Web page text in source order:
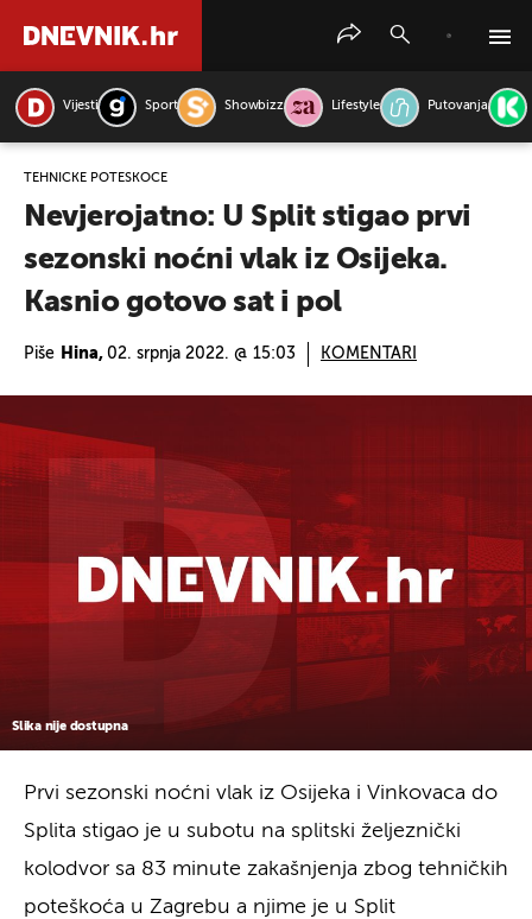
Vijesti Sport Showbizz Lifestyle Putovanja
TEHNIČKE POTEŠKOĆE
Nevjerojatno: U Split stigao prvi
sezonski noćni vlak iz Osijeka.
Kasnio gotovo sat i pol
Piše Hina, 02. srpnja 2022. @ 15:03 KOMENTARI
Slika nije dostupna
Prvi sezonski noćni vlak iz Osijeka i Vinkovaca do
Splita stigao je u subotu na splitski željeznički
kolodvor sa 83 minute zakašnjenja zbog tehničkih
poteškoća u Zagrebu a njime je u Split
PRETRAŽITE VIJESTI